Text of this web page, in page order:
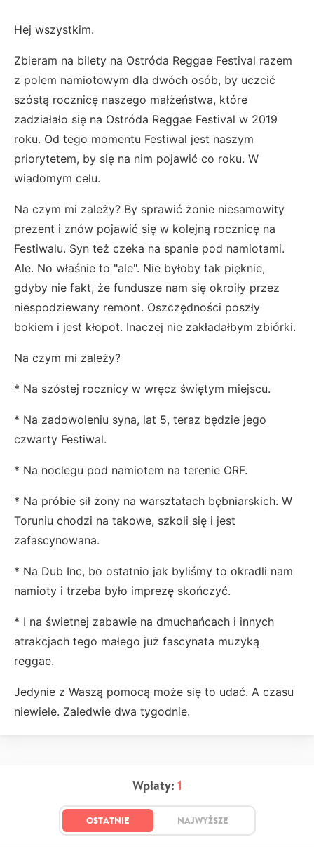
Hej wszystkim.
Zbieram na bilety na Ostróda Reggae Festival razem
z polem namiotowym dla dwóch osób, by uczcić
szóstą rocznicę naszego małżeństwa, które
zadziałało się na Ostróda Reggae Festival w 2019
roku. Od tego momentu Festiwal jest naszym
priorytetem, by się na nim pojawić co roku. W
wiadomym celu.
Na czym mi zależy? By sprawić żonie niesamowity
prezent i znów pojawić się w kolejną rocznicę na
Festiwalu. Syn też czeka na spanie pod namiotami.
Ale. No właśnie to "ale". Nie byłoby tak pięknie,
gdyby nie fakt, że fundusze nam się okroiły przez
niespodziewany remont. Oszczędności poszły
bokiem i jest kłopot. Inaczej nie zakładałbym zbiórki.
Na czym mi zależy?
* Na szóstej rocznicy w wręcz świętym miejscu.
* Na zadowoleniu syna, lat 5, teraz będzie jego
czwarty Festiwal.
* Na noclegu pod namiotem na terenie ORF.
* Na próbie sił żony na warsztatach bębniarskich. W
Toruniu chodzi na takowe, szkoli się i jest
zafascynowana.
* Na Dub Inc, bo ostatnio jak byliśmy to okradli nam
namioty i trzeba było imprezę skończyć.
* I na świetnej zabawie na dmuchańcach i innych
atrakcjach tego małego już fascynata muzyką
reggae.
Jedynie z Waszą pomocą może się to udać. A czasu
niewiele. Zaledwie dwa tygodnie.
Wpłaty: 1
OSTATNIE NAJWYŻSZE